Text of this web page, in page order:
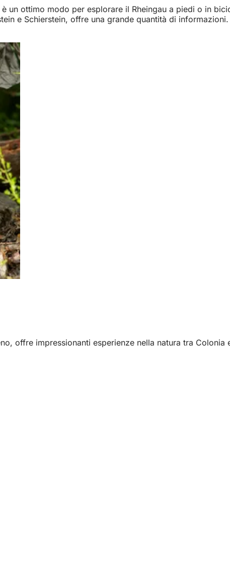
un ottimo modo per esplorare il Rheingau a piedi o in
e Schierstein, offre una grande quantità di
offre impressionanti esperienze nella natura tra Colonia